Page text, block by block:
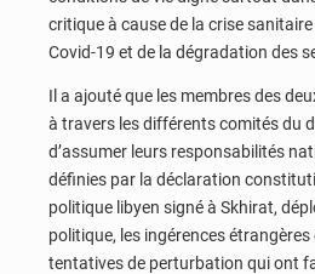
critique à cause de la crise
Covid-19 et de la dégradation des
Il a ajouté que les membres des
à travers les différents comités du
d’assumer leurs responsabilités
définies par la déclaration
politique libyen signé à Skhirat,
politique, les ingérences
tentatives de perturbation qui ont